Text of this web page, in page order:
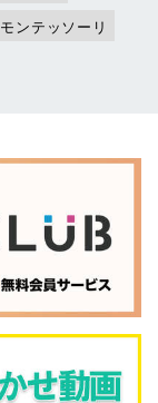
モンテッソーリ